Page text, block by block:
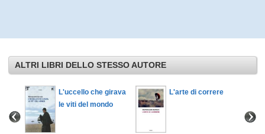
ALTRI LIBRI DELLO STESSO AUTORE
L'uccello che girava
le viti del mondo
L'arte di correre